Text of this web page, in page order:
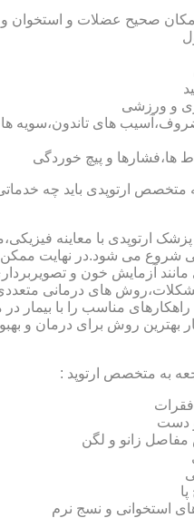
صحیح عضلات و استخوان
و ورزشی
های تاندون،سویه
ها،فشارها و پیچ خوردگی
متخصص ارتوپدی باید چه
ارتوپدی با معاینه
شروع می شود.در نهایت
مانند آزمایش خون و
های درمانی
مناسب را با بیمار در
بهترین روش برای درمان و
به متخصص ارتوپد :
دست
زانو و لگن
استخوانی و نسج نرم